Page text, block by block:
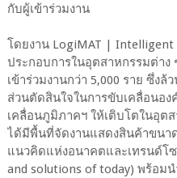
กับผู้เข้าร่วมงาน
โดยงาน LogiMAT | Intelligent
ประกอบการในอุตสาหกรรมต่าง
เข้าร่วมงานกว่า 5,000 ราย ซึ่ง
ส่วนตัดสินใจในการขับเคลื่อนอ
เคลื่อนภูมิภาคฯ ให้เติบโตในอุต
ได้มีพื้นที่จัดงานแสดงสินค้าขนา
แนวคิดแห่งอนาคตและเทรนด์โ
and solutions of today) พร้อม